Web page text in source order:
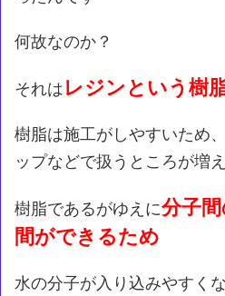
何故なのか？
それはレジンという樹
樹脂は施工がしやすいため
ップなどで扱うところが増
樹脂であるがゆえに分子
間ができるため
水の分子が入り込みやすく